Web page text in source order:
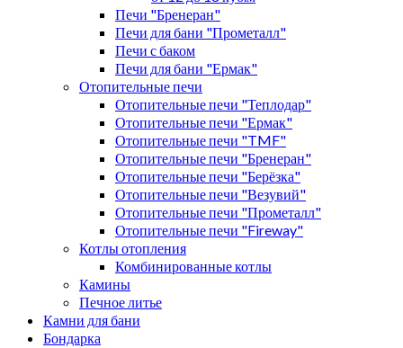
Печи "Бренеран"
Печи для бани "Прометалл"
Печи с баком
Печи для бани "Ермак"
Отопительные печи
Отопительные печи "Теплодар"
Отопительные печи "Ермак"
Отопительные печи "TMF"
Отопительные печи "Бренеран"
Отопительные печи "Берёзка"
Отопительные печи "Везувий"
Отопительные печи "Прометалл"
Отопительные печи "Fireway"
Котлы отопления
Комбинированные котлы
Камины
Печное литье
Камни для бани
Бондарка